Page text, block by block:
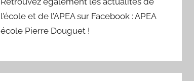
l’école et de l’APEA sur Facebook : APEA
école Pierre Douguet !